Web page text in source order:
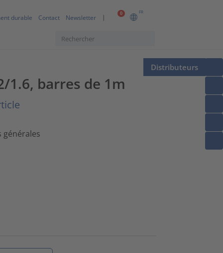
0 FR
durable Contact Newsletter
Distributeurs
1.6, barres de 1m
générales